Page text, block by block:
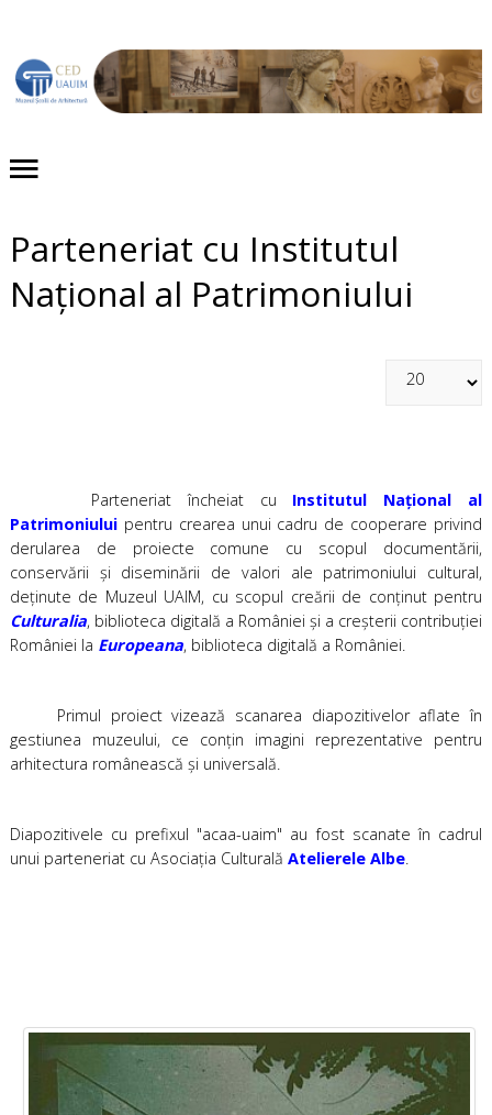
Despre noi
Publicaţii
Parteneriat cu Institutul
Național al Patrimoniului
Parteneriat încheiat cu
Institutul Național al
Patrimoniuluipentru crearea unui cadru de cooperare privind
derularea de proiecte comune cu scopul documentării,
conservării şi diseminării de valori ale patrimoniului cultural,
deţinute de Muzeul UAIM, cu scopul creării de conţinut pentru
Culturalia, biblioteca digitală a României şi a creşterii contribuţiei
României la Europeana, biblioteca digitală a României.
Primul proiect vizează scanarea diapozitivelor aflate în
gestiunea muzeului, ce conţin imagini reprezentative pentru
arhitectura românească şi universală.
Diapozitivele cu prefixul "acaa-uaim" au fost scanate în cadrul
unui parteneriat cu Asociația Culturală Atelierele Albe.